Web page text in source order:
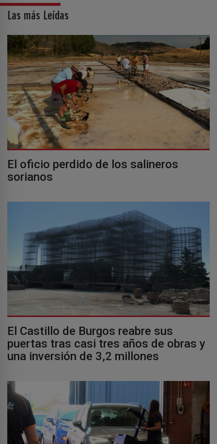
Las más Leídas
El oficio perdido de los salineros
sorianos
El Castillo de Burgos reabre sus
puertas tras casi tres años de obras y
una inversión de 3,2 millones